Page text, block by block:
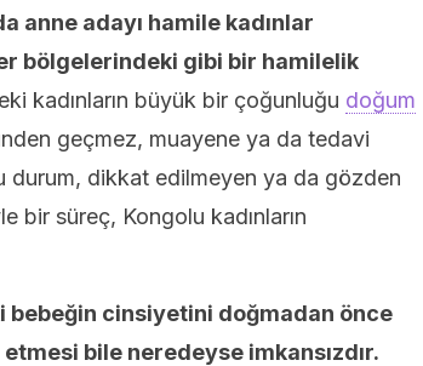
anne adayı hamile kadınlar
bölgelerindeki gibi bir hamilelik
kadınların büyük bir çoğunluğu doğum
geçmez, muayene ya da tedavi
durum, dikkat edilmeyen ya da gözden
bir süreç, Kongolu kadınların
bebeğin cinsiyetini doğmadan önce
bile neredeyse imkansızdır.